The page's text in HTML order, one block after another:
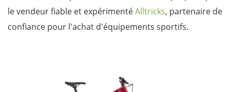
le vendeur fiable et expérimentéAlltricks, partenaire de
confiance pour l'achat d'équipements sportifs.